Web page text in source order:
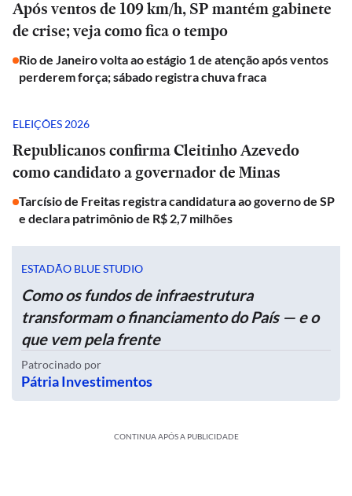
Após ventos de 109 km/h, SP mantém gabinete
de crise; veja como fica o tempo
Rio de Janeiro volta ao estágio 1 de atenção após ventos
perderem força; sábado registra chuva fraca
ELEIÇÕES 2026
Republicanos confirma Cleitinho Azevedo
como candidato a governador de Minas
Tarcísio de Freitas registra candidatura ao governo de SP
e declara patrimônio de R$ 2,7 milhões
ESTADÃO BLUE STUDIO
Como os fundos de infraestrutura
transformam o financiamento do País — e o
que vem pela frente
Patrocinado por
Pátria Investimentos
CONTINUA APÓS A PUBLICIDADE